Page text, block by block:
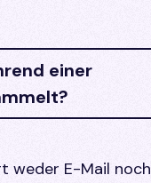
einer
weder E-Mail noch